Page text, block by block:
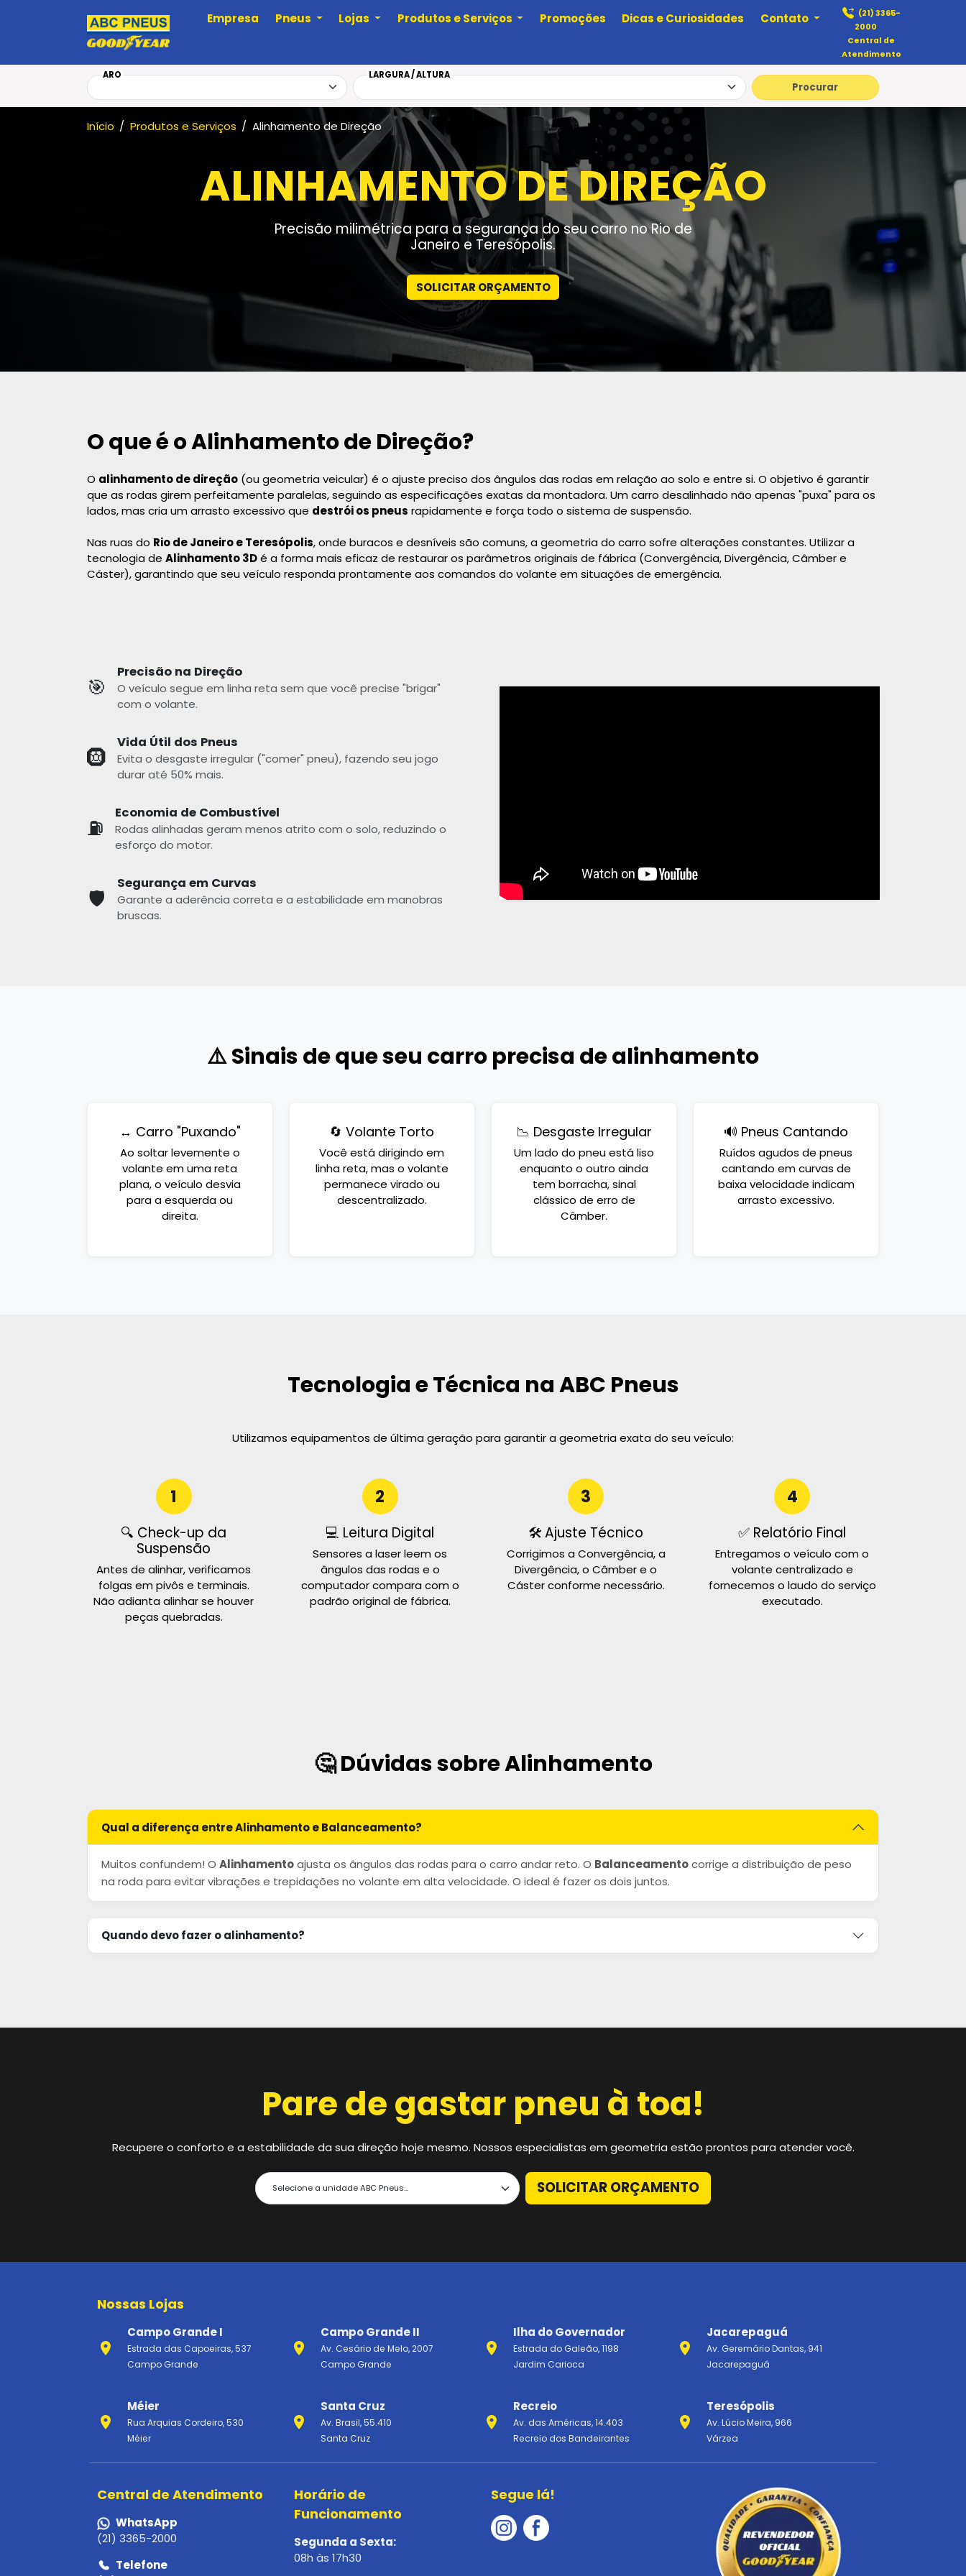
Empresa Pneus Lojas Produtos e Serviços Promoções Dicas e Curiosidades Contato
(21) 3365-
2000
Central de
Atendimento
ARO LARGURA / ALTURA
Procurar
Início Produtos e Serviços Alinhamento de Direção
ALINHAMENTO DE DIREÇÃO
Precisão milimétrica para a segurança do seu carro no Rio de
Janeiro e Teresópolis.
SOLICITAR ORÇAMENTO
O que é o Alinhamento de Direção?
O alinhamento de direção(ou geometria veicular) é o ajuste preciso dos ângulos das rodas em relação ao solo e entre si. O objetivo é garantir
que as rodas girem perfeitamente paralelas, seguindo as especificações exatas da montadora. Um carro desalinhado não apenas "puxa" para os
lados, mas cria um arrasto excessivo que destrói os pneus rapidamente e força todo o sistema de suspensão.
Nas ruas do Rio de Janeiro e Teresópolis, onde buracos e desníveis são comuns, a geometria do carro sofre alterações constantes. Utilizar a
tecnologia de Alinhamento 3Dé a forma mais eficaz de restaurar os parâmetros originais de fábrica (Convergência, Divergência, Câmber e
Cáster), garantindo que seu veículo responda prontamente aos comandos do volante em situações de emergência.
🎯
Precisão na Direção
O veículo segue em linha reta sem que você precise "brigar"
com o volante.
🛞
Vida Útil dos Pneus
Evita o desgaste irregular ("comer" pneu), fazendo seu jogo
durar até 50% mais.
⛽
Economia de Combustível
Rodas alinhadas geram menos atrito com o solo, reduzindo o
esforço do motor.
🛡️
Segurança em Curvas
Garante a aderência correta e a estabilidade em manobras
bruscas.
⚠️ Sinais de que seu carro precisa de alinhamento
↔️ Carro "Puxando"
Ao soltar levemente o
volante em uma reta
plana, o veículo desvia
para a esquerda ou
direita.
🔄 Volante Torto
Você está dirigindo em
linha reta, mas o volante
permanece virado ou
descentralizado.
📉 Desgaste Irregular
Um lado do pneu está liso
enquanto o outro ainda
tem borracha, sinal
clássico de erro de
Câmber.
🔊 Pneus Cantando
Ruídos agudos de pneus
cantando em curvas de
baixa velocidade indicam
arrasto excessivo.
Tecnologia e Técnica na ABC Pneus
Utilizamos equipamentos de última geração para garantir a geometria exata do seu veículo:
1
🔍 Check-up da
Suspensão
Antes de alinhar, verificamos
folgas em pivôs e terminais.
Não adianta alinhar se houver
peças quebradas.
2
💻 Leitura Digital
Sensores a laser leem os
ângulos das rodas e o
computador compara com o
padrão original de fábrica.
3
🛠️ Ajuste Técnico
Corrigimos a Convergência, a
Divergência, o Câmber e o
Cáster conforme necessário.
4
✅ Relatório Final
Entregamos o veículo com o
volante centralizado e
fornecemos o laudo do serviço
executado.
🤔 Dúvidas sobre Alinhamento
Qual a diferença entre Alinhamento e Balanceamento?
Muitos confundem! O Alinhamentoajusta os ângulos das rodas para o carro andar reto. O Balanceamentocorrige a distribuição de peso
na roda para evitar vibrações e trepidações no volante em alta velocidade. O ideal é fazer os dois juntos.
Quando devo fazer o alinhamento?
Pare de gastar pneu à toa!
Recupere o conforto e a estabilidade da sua direção hoje mesmo. Nossos especialistas em geometria estão prontos para atender você.
SOLICITAR ORÇAMENTO
Nossas Lojas
Campo Grande I
Estrada das Capoeiras, 537
Campo Grande
Campo Grande II
Av. Cesário de Melo, 2007
Campo Grande
Ilha do Governador
Estrada do Galeão, 1198
Jardim Carioca
Jacarepaguá
Av. Geremário Dantas, 941
Jacarepaguá
Méier
Rua Arquias Cordeiro, 530
Méier
Santa Cruz
Av. Brasil, 55.410
Santa Cruz
Recreio
Av. das Américas, 14.403
Recreio dos Bandeirantes
Teresópolis
Av. Lúcio Meira, 966
Várzea
Central de Atendimento
WhatsApp
(21) 3365-2000
Telefone
Horário de
Funcionamento
Segunda a Sexta:
08h às 17h30
Segue lá!